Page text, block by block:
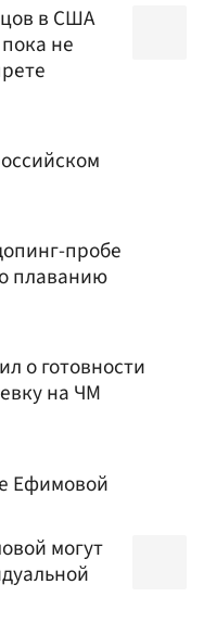
в США
не
пробе
плаванию
о готовности
на ЧМ
Ефимовой
могут